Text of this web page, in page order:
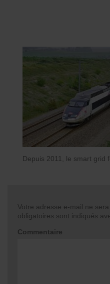
Depuis 2011, le smart grid
Votre adresse e-mail ne sera
obligatoires sont indiqués
Commentaire